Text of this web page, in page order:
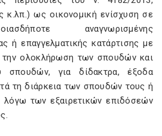
κ.λπ.) ως οικονομική ενίσχυση σε
αναγνωρισμένης
ή επαγγελματικής κατάρτισης με
την ολοκλήρωση των σπουδών και
σπουδών, για δίδακτρα, έξοδα
τη διάρκεια των σπουδών τους ή
λόγω των εξαιρετικών επιδόσεών